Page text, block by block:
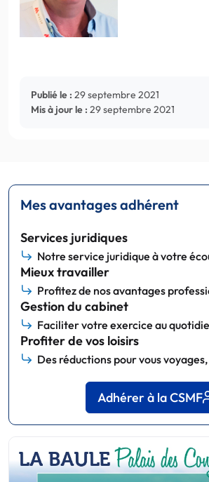
Publié le : 29 septembre 2021
Mis à jour le : 29 septembre 2021
Mes avantages adhérent
Services juridiques
Notre service juridique à votre
Mieux travailler
Profitez de nos avantages
Gestion du cabinet
Faciliter votre exercice au
Profiter de vos loisirs
Des réductions pour vous
Adhérer à la CSMF